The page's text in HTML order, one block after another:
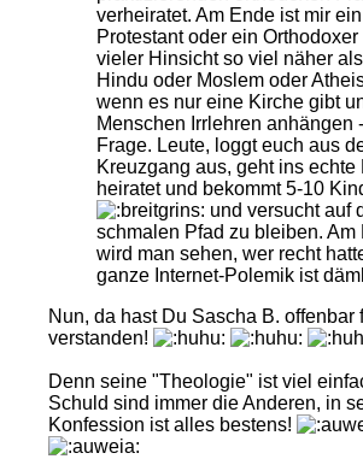
verheiratet. Am Ende ist mir ein
Protestant oder ein Orthodoxer
vieler Hinsicht so viel näher
Hindu oder Moslem oder
wenn es nur eine Kirche gibt
Menschen Irrlehren anhängen
Frage. Leute, loggt euch aus
Kreuzgang aus, geht ins echte
heiratet und bekommt 5-10
und versucht auf
schmalen Pfad zu bleiben. Am
wird man sehen, wer recht
ganze Internet-Polemik ist
Nun, da hast Du Sascha B. offenbar
verstanden!
Denn seine "Theologie" ist viel
Schuld sind immer die Anderen, in
Konfession ist alles bestens!